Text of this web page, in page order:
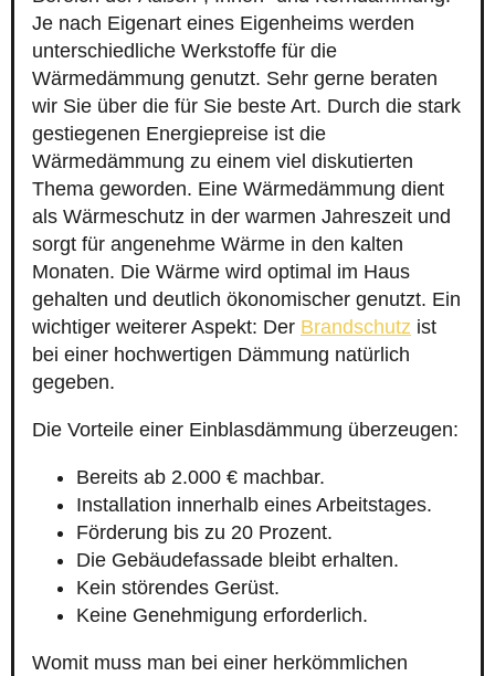
Je nach Eigenart eines Eigenheims werden
unterschiedliche Werkstoffe für die
Wärmedämmung genutzt. Sehr gerne beraten
wir Sie über die für Sie beste Art. Durch die stark
gestiegenen Energiepreise ist die
Wärmedämmung zu einem viel diskutierten
Thema geworden. Eine Wärmedämmung dient
als Wärmeschutz in der warmen Jahreszeit und
sorgt für angenehme Wärme in den kalten
Monaten. Die Wärme wird optimal im Haus
gehalten und deutlich ökonomischer genutzt. Ein
wichtiger weiterer Aspekt: Der Brandschutz ist
bei einer hochwertigen Dämmung natürlich
gegeben.
Die Vorteile einer Einblasdämmung überzeugen:
Bereits ab 2.000 € machbar.
Installation innerhalb eines Arbeitstages.
Förderung bis zu 20 Prozent.
Die Gebäudefassade bleibt erhalten.
Kein störendes Gerüst.
Keine Genehmigung erforderlich.
Womit muss man bei einer herkömmlichen